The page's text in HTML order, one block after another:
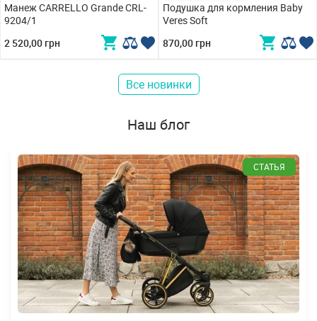
Манеж CARRELLO Grande CRL-
9204/1
2 520,00 грн
Подушка для кормления Baby
Veres Soft
870,00 грн
Все новинки
Наш блог
СТАТЬЯ